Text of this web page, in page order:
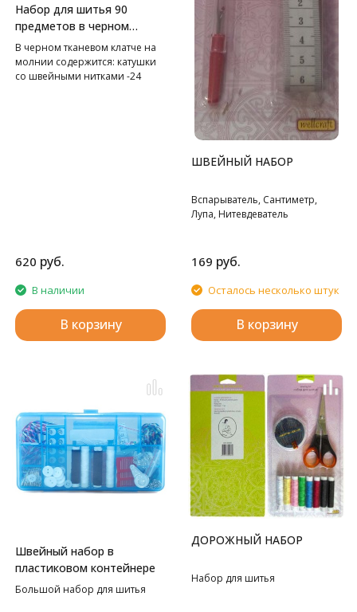
Набор для шитья 90
предметов в черном
клатче
В черном тканевом клатче на
молнии содержится: катушки
со швейными нитками -24
620 руб.
В наличии
В корзину
ШВЕЙНЫЙ НАБОР
Вспарыватель, Сантиметр,
Лупа, Нитевдеватель
169 руб.
Осталось несколько штук
В корзину
Швейный набор в
пластиковом контейнере
Большой набор для шитья
ДОРОЖНЫЙ НАБОР
Набор для шитья